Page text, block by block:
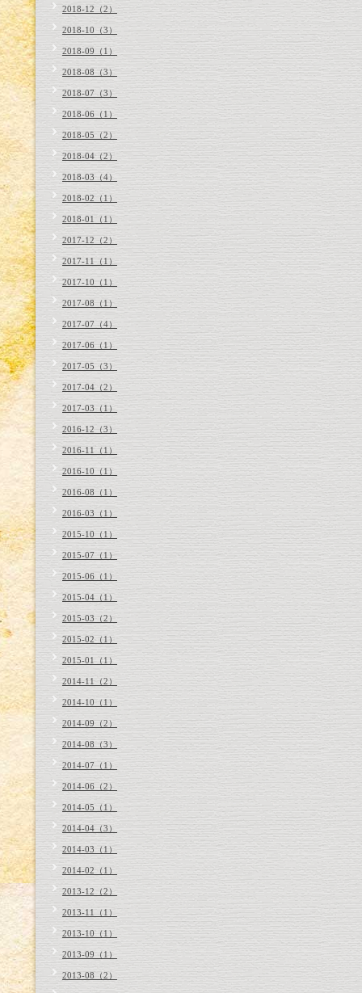
2018-12（2）
2018-10（3）
2018-09（1）
2018-08（3）
2018-07（3）
2018-06（1）
2018-05（2）
2018-04（2）
2018-03（4）
2018-02（1）
2018-01（1）
2017-12（2）
2017-11（1）
2017-10（1）
2017-08（1）
2017-07（4）
2017-06（1）
2017-05（3）
2017-04（2）
2017-03（1）
2016-12（3）
2016-11（1）
2016-10（1）
2016-08（1）
2016-03（1）
2015-10（1）
2015-07（1）
2015-06（1）
2015-04（1）
2015-03（2）
2015-02（1）
2015-01（1）
2014-11（2）
2014-10（1）
2014-09（2）
2014-08（3）
2014-07（1）
2014-06（2）
2014-05（1）
2014-04（3）
2014-03（1）
2014-02（1）
2013-12（2）
2013-11（1）
2013-10（1）
2013-09（1）
2013-08（2）